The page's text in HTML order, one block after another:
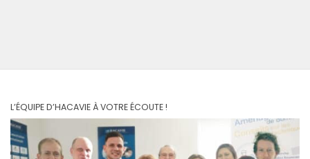
L’ÉQUIPE D’HACAVIE À VOTRE ÉCOUTE !